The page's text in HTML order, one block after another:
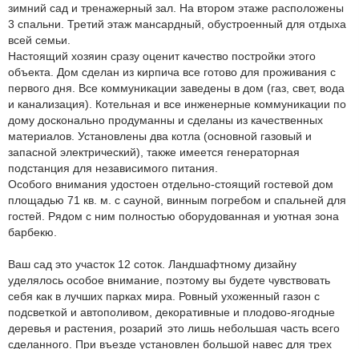
зимний сад и тренажерный зал. На втором этаже расположены
3 спальни. Третий этаж мансардный, обустроенный для отдыха
всей семьи.
Настоящий хозяин сразу оценит качество постройки этого
объекта. Дом сделан из кирпича все готово для проживания с
первого дня. Все коммуникации заведены в дом (газ, свет, вода
и канализация). Котельная и все инженерные коммуникации по
дому досконально продуманны и сделаны из качественных
материалов. Установлены два котла (основной газовый и
запасной электрический), также имеется генераторная
подстанция для независимого питания.
Особого внимания удостоен отдельно-стоящий гостевой дом
площадью 71 кв. м. с сауной, винным погребом и спальней для
гостей. Рядом с ним полностью оборудованная и уютная зона
барбекю.
Ваш сад это участок 12 соток. Ландшафтному дизайну
уделялось особое внимание, поэтому вы будете чувствовать
себя как в лучших парках мира. Ровный ухоженный газон с
подсветкой и автополивом, декоративные и плодово-ягодные
деревья и растения, розарий это лишь небольшая часть всего
сделанного. При въезде установлен большой навес для трех